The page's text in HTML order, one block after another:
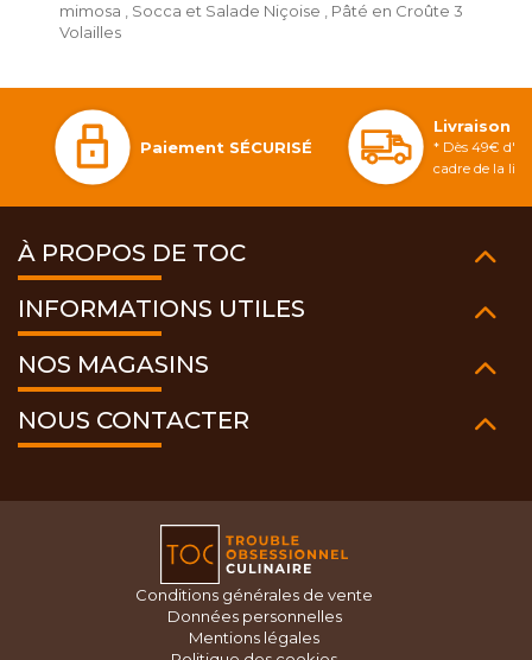
mimosa
Socca et Salade Niçoise
Pâté en Croûte 3
Volailles
Paiement SÉCURISÉ
Livraison
* Dès 49€
cadre de la
À PROPOS DE TOC
INFORMATIONS UTILES
NOS MAGASINS
NOUS CONTACTER
Conditions générales de vente
Données personnelles
Mentions légales